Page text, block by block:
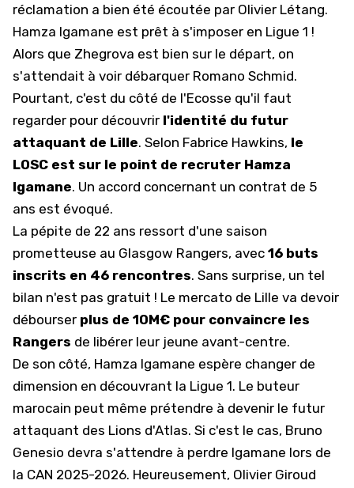
réclamation a bien été écoutée par Olivier Létang.
Hamza Igamane est prêt à s'imposer en Ligue 1 !
Alors que Zhegrova est bien sur le départ, on
s'attendait à voir débarquer Romano Schmid.
Pourtant, c'est du côté de l'Ecosse qu'il faut
regarder pour découvrir l'identité du futur
attaquant de Lille. Selon Fabrice Hawkins, le
LOSC est sur le point de recruter Hamza
Igamane. Un accord concernant un contrat de 5
ans est évoqué.
La pépite de 22 ans ressort d'une saison
prometteuse au Glasgow Rangers, avec 16 buts
inscrits en 46 rencontres. Sans surprise, un tel
bilan n'est pas gratuit ! Le mercato de Lille va devoir
débourser plus de 10M€ pour convaincre les
Rangers de libérer leur jeune avant-centre.
De son côté, Hamza Igamane espère changer de
dimension en découvrant la Ligue 1. Le buteur
marocain peut même prétendre à devenir le futur
attaquant des Lions d'Atlas. Si c'est le cas, Bruno
Genesio devra s'attendre à perdre Igamane lors de
la CAN 2025-2026. Heureusement, Olivier Giroud